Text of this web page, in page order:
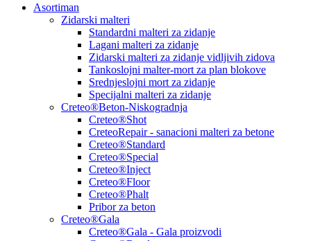
Asortiman
Zidarski malteri
Standardni malteri za zidanje
Lagani malteri za zidanje
Zidarski malteri za zidanje vidljivih zidova
Tankoslojni malter-mort za plan blokove
Srednjeslojni mort za zidanje
Specijalni malteri za zidanje
Creteo®Beton-Niskogradnja
Creteo®Shot
CreteoRepair - sanacioni malteri za betone
Creteo®Standard
Creteo®Special
Creteo®Inject
Creteo®Floor
Creteo®Phalt
Pribor za beton
Creteo®Gala
Creteo®Gala - Gala proizvodi